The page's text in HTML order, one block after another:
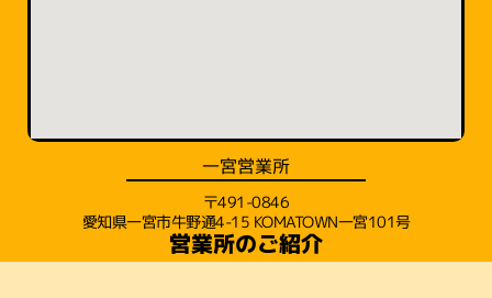
一宮営業所
〒491-0846
愛知県一宮市牛野通4-15 KOMATOWN一宮101号
営業所のご紹介